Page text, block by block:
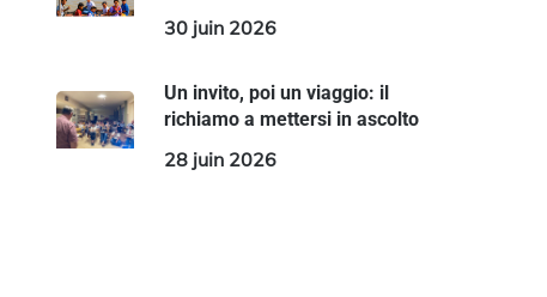
30 juin 2026
Un invito, poi un viaggio: il
richiamo a mettersi in ascolto
28 juin 2026